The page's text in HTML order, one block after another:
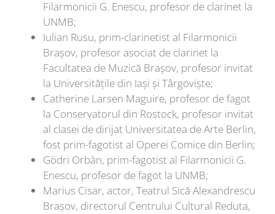
Filarmonicii G. Enescu, profesor de clarinet la
UNMB;
Iulian Rusu, prim-clarinetist al Filarmonicii
Brașov, profesor asociat de clarinet la
Facultatea de Muzică Brașov, profesor invitat
la Universitățile din Iași și Târgoviște;
Catherine Larsen Maguire, profesor de fagot
la Conservatorul din Rostock, profesor invitat
al clasei de dirijat Universitatea de Arte Berlin,
fost prim-fagotist al Operei Comice din Berlin;
Gödri Orbàn, prim-fagotist al Filarmonicii G.
Enescu, profesor de fagot la UNMB;
Marius Cisar, actor, Teatrul Sică Alexandrescu
Brașov, directorul Centrului Cultural Reduta,